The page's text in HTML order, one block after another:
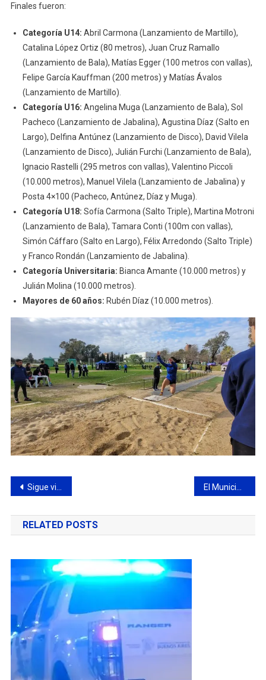
Finales fueron:
Categoría U14: Abril Carmona (Lanzamiento de Martillo),
Catalina López Ortiz (80 metros), Juan Cruz Ramallo
(Lanzamiento de Bala), Matías Egger (100 metros con vallas),
Felipe García Kauffman (200 metros) y Matías Ávalos
(Lanzamiento de Martillo).
Categoría U16: Angelina Muga (Lanzamiento de Bala), Sol
Pacheco (Lanzamiento de Jabalina), Agustina Díaz (Salto en
Largo), Delfina Antúnez (Lanzamiento de Disco), David Vilela
(Lanzamiento de Disco), Julián Furchi (Lanzamiento de Bala),
Ignacio Rastelli (295 metros con vallas), Valentino Piccoli
(10.000 metros), Manuel Vilela (Lanzamiento de Jabalina) y
Posta 4×100 (Pacheco, Antúnez, Díaz y Muga).
Categoría U18: Sofía Carmona (Salto Triple), Martina Motroni
(Lanzamiento de Bala), Tamara Conti (100m con vallas),
Simón Cáffaro (Salto en Largo), Félix Arredondo (Salto Triple)
y Franco Rondán (Lanzamiento de Jabalina).
Categoría Universitaria: Bianca Amante (10.000 metros) y
Julián Molina (10.000 metros).
Mayores de 60 años: Rubén Díaz (10.000 metros).
Navegación
de
entradas
Sigue vigente el Plan de Regularización de Deudas Municipales El Municipio reconoció a otras tres instituciones locales como entidades de bien público
RELATED POSTS